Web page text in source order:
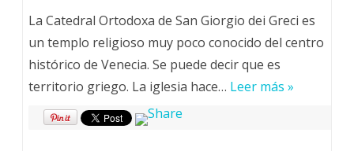
La Catedral Ortodoxa de San Giorgio dei Greci es
un templo religioso muy poco conocido del centro
histórico de Venecia. Se puede decir que es
territorio griego. La iglesia hace… Leer más »